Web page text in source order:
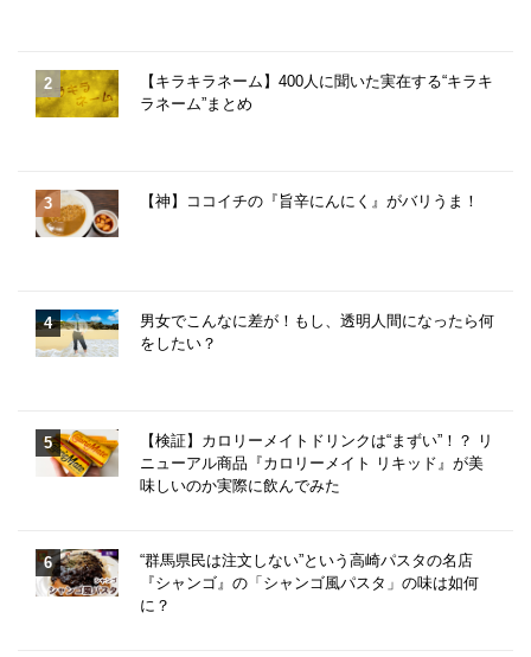
【キラキラネーム】400人に聞いた実在する“キラキ
ラネーム”まとめ
【神】ココイチの『旨辛にんにく』がバリうま！
男女でこんなに差が！もし、透明人間になったら何
をしたい？
【検証】カロリーメイトドリンクは“まずい”！？ リ
ニューアル商品『カロリーメイト リキッド』が美
味しいのか実際に飲んでみた
“群馬県民は注文しない”という高崎パスタの名店
『シャンゴ』の「シャンゴ風パスタ」の味は如何
に？